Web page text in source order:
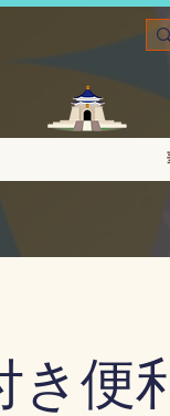
便